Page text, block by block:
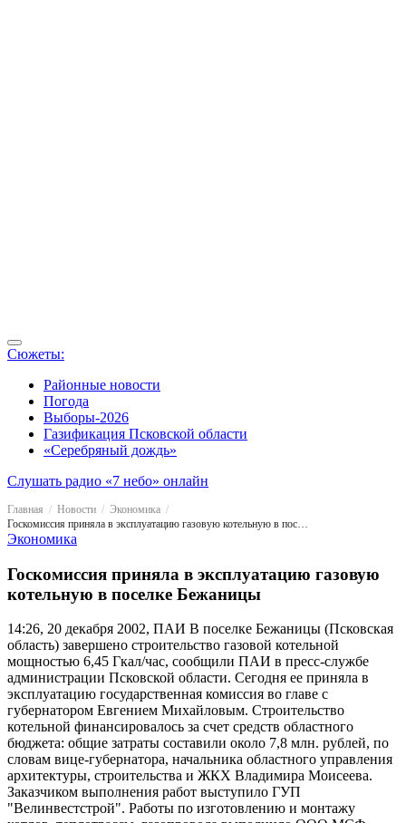
Сюжеты:
Районные новости
Погода
Выборы-2026
Газификация Псковской области
«Серебряный дождь»
Слушать радио «7 небо» онлайн
Главная Новости
Экономика
Госкомиссия приняла в эксплуатацию газовую котельную в поселке Бежаницы
Экономика
Госкомиссия приняла в эксплуатацию газовую
котельную в поселке Бежаницы
14:26, 20 декабря 2002, ПАИ В поселке Бежаницы (Псковская
область) завершено строительство газовой котельной
мощностью 6,45 Гкал/час, сообщили ПАИ в пресс-службе
администрации Псковской области. Сегодня ее приняла в
эксплуатацию государственная комиссия во главе с
губернатором Евгением Михайловым. Строительство
котельной финансировалось за счет средств областного
бюджета: общие затраты составили около 7,8 млн. рублей, по
словам вице-губернатора, начальника областного управления
архитектуры, строительства и ЖКХ Владимира Моисеева.
Заказчиком выполнения работ выступило ГУП
"Велинвестстрой". Работы по изготовлению и монтажу